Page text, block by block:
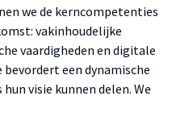
we de kerncompetenties
vakinhoudelijke
vaardigheden en digitale
een dynamische
visie kunnen delen. We